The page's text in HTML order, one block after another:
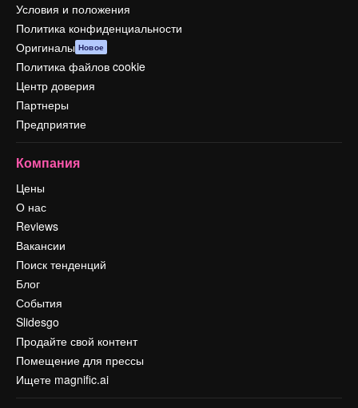
Условия и положения
Политика конфиденциальности
Оригиналы Новое
Политика файлов cookie
Центр доверия
Партнеры
Предприятие
Компания
Цены
О нас
Reviews
Вакансии
Поиск тенденций
Блог
События
Slidesgo
Продайте свой контент
Помещение для прессы
Ищете magnific.ai